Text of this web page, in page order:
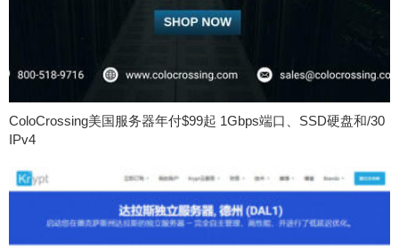
ColoCrossing美国服务器年付$99起 1Gbps端口、SSD硬盘和/30
IPv4